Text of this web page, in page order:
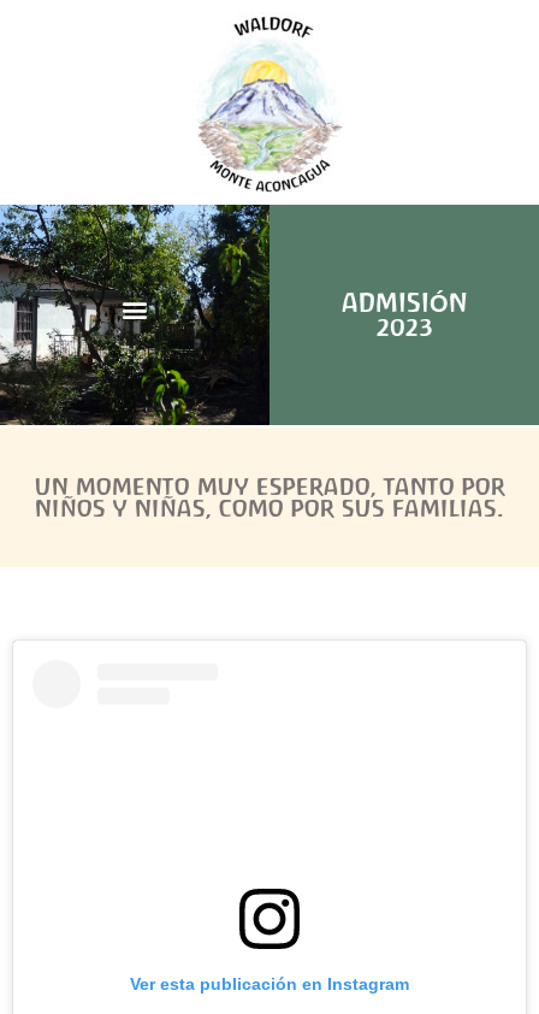
ADMISIÓN
2023
UN MOMENTO MUY ESPERADO, TANTO POR
NIÑOS Y NIÑAS, COMO POR SUS FAMILIAS.
Ver esta publicación en Instagram